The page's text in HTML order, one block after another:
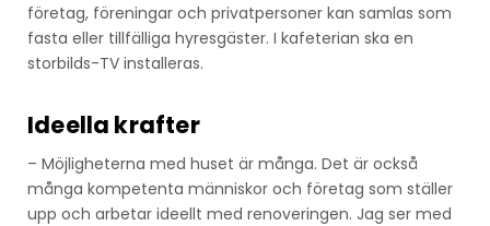
företag, föreningar och privatpersoner kan samlas som
fasta eller tillfälliga hyresgäster. I kafeterian ska en
storbilds-TV installeras.
Ideella krafter
– Möjligheterna med huset är många. Det är också
många kompetenta människor och företag som ställer
upp och arbetar ideellt med renoveringen. Jag ser med